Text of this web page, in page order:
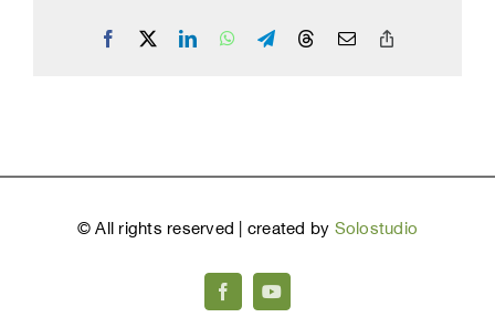
Facebook LinkedInWhatsApp
TelegramThreadsEmail
©All rights reserved | created by Solostudio
FacebookYouTube